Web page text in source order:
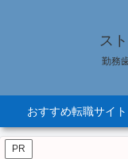
ス
勤務
おすすめ転職サイト
PR